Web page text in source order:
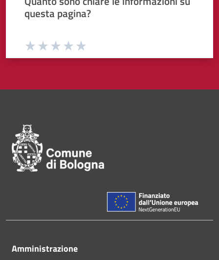
questa pagina?
Valuta da 1 a 5 stelle la paginaValuta 4 stelle su 5
Valuta 3 stelle su 5
Valuta 2 stelle su 5
Valuta 1 stelle su 5
Amministrazione